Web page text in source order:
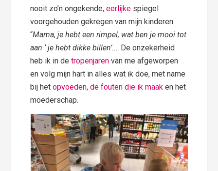
nooit zo’n ongekende,eerlijke spiegel
voorgehouden gekregen van mijn kinderen.
“Mama, je hebt een rimpel, wat ben je mooi tot
aan ‘ je hebt dikke billen’.... De onzekerheid
heb ik in detropenjaren van me afgeworpen
en volg mijn hart in alles wat ik doe, met name
bij hetopvoeden,de fouten die ik maak en het
moederschap.